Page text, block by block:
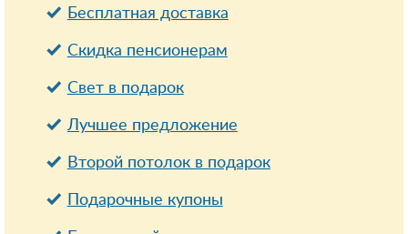
Бесплатная доставка
Cкидка пенсионерам
Свет в подарок
Лучшее предложение
Второй потолок в подарок
Подарочные купоны